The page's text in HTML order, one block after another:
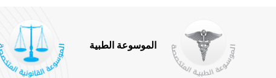
توصيات مجلس الإدارة
صدور المجلد السابع من موسوعة الآثار في سورية
الموسوعة الطبية